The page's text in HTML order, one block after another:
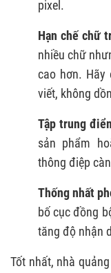
pixel.
Hạn chế chữ
nhiều chữ
cao hơn. Hãy
viết, không
Tập trung
sản phẩm
thông điệp
Thống nhất
bố cục đồng
tăng độ nhận
Tốt nhất, nhà